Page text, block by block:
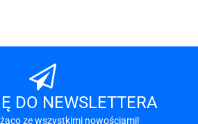
A-LAN
DO NEWSLETTERA
ze wszystkimi nowościami!